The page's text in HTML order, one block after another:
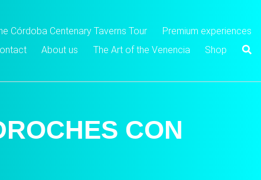
Córdoba Centenary Taverns Tour
Premium experiences
About us The Art of the Venencia Shop
CON